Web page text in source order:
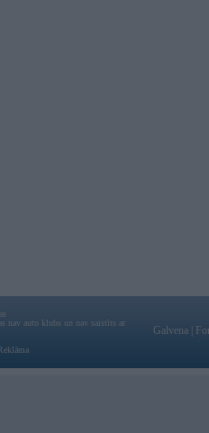
nav auto klubs un nav saistīts ar
Galvena